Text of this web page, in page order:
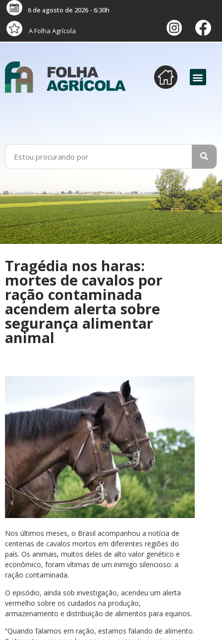
6 de agosto de 2026 - 6:30h
A Folha Agrícola
Tragédia nos haras:
mortes de cavalos por
ração contaminada
acendem alerta sobre
segurança alimentar
animal
Nos últimos meses, o Brasil acompanhou a notícia de
centenas de cavalos mortos em diferentes regiões do
país. Os animais, muitos deles de alto valor genético e
econômico, foram vítimas de um inimigo silencioso: a
ração contaminada.
O episódio, ainda sob investigação, acendeu um alerta
vermelho sobre os cuidados na produção,
armazenamento e distribuição de alimentos para equinos.
“Quando falamos em ração, estamos falando de alimento.